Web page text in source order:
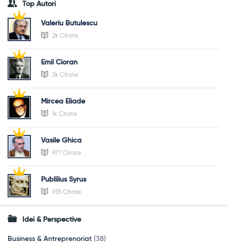
Top Autori
Valeriu Butulescu
2k Citate
Emil Cioran
2k Citate
Mircea Eliade
1k Citate
Vasile Ghica
977 Citate
Publilius Syrus
935 Citate
Idei & Perspective
Business & Antreprenoriat (38)